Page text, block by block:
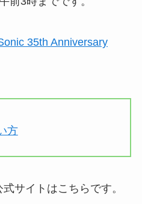
35th Anniversary
方
サイトはこちらです。